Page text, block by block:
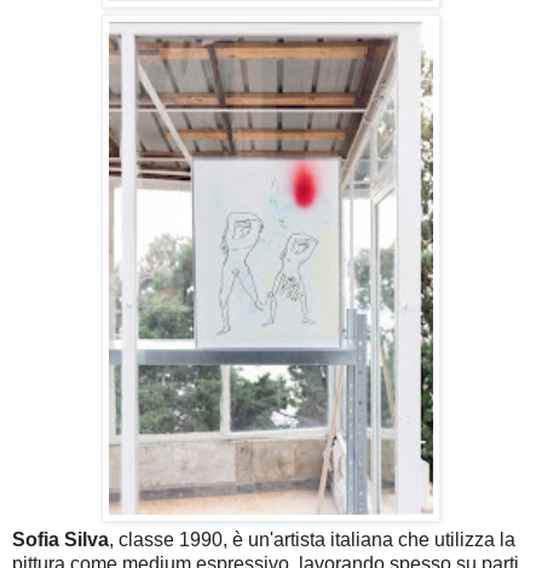
Sofia Silva, classe 1990, è un'artista italiana che utilizza la
pittura come medium espressivo, lavorando spesso su parti